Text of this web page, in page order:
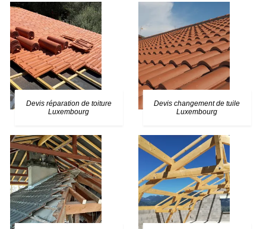
Devis réparation de toiture
Luxembourg
Devis changement de tuile
Luxembourg